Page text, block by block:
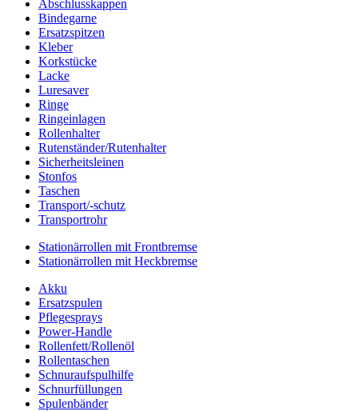
Abschlusskappen
Bindegarne
Ersatzspitzen
Kleber
Korkstücke
Lacke
Luresaver
Ringe
Ringeinlagen
Rollenhalter
Rutenständer/Rutenhalter
Sicherheitsleinen
Stonfos
Taschen
Transport/-schutz
Transportrohr
Stationärrollen mit Frontbremse
Stationärrollen mit Heckbremse
Akku
Ersatzspulen
Pflegesprays
Power-Handle
Rollenfett/Rollenöl
Rollentaschen
Schnuraufspulhilfe
Schnurfüllungen
Spulenbänder